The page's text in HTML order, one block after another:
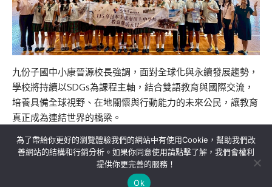
九份子國中小康晉源校長強調，面對全球化與永續發展趨勢，
學校將持續以SDGs為課程主軸，結合雙語教育與國際交流，
培養具備全球視野、在地關懷與行動能力的未來公民，讓教育
真正成為連結世界的橋梁。
關於我們 隱私權政策 聯絡我們
為了帶給你更好的瀏覽體驗我們的網站中有使用Cookie，幫助我們改
善網站的結構和行銷分析。如果你同意使用請點擊了解，我們會權利
提供你更完善的服務！
Ok